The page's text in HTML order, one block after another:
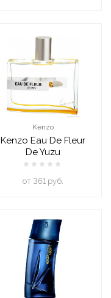
Kenzo
Kenzo Eau De Fleur
De Yuzu
oт 361 руб.